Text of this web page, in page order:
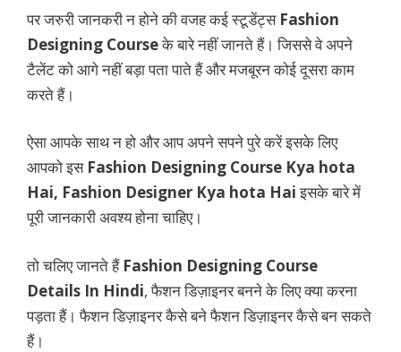
पर जरुरी जानकरी न होने की वजह कई स्टूडेंट्स Fashion
Designing Courseके बारे नहीं जानते हैं। जिससे वे अपने
टैलेंट को आगे नहीं बड़ा पता पाते हैं और मजबूरन कोई दूसरा काम
करते हैं।
ऐसा आपके साथ न हो और आप अपने सपने पुरे करें इसके लिए
आपको इस Fashion Designing Course Kya hota
Hai, Fashion Designer Kya hota Haiइसके बारे में
पूरी जानकारी अवश्य होना चाहिए।
तो चलिए जानते हैं Fashion Designing Course
Details In Hindi, फैशन डिज़ाइनर बनने के लिए क्या करना
पड़ता हैं। फैशन डिज़ाइनर कैसे बने फैशन डिज़ाइनर कैसे बन सकते
हैं।